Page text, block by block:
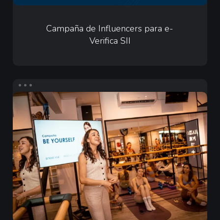
de
Influencers
SII
Campaña de Influencers para e-
Verifica SII
Infuencers
para
Merz
Aesthetics